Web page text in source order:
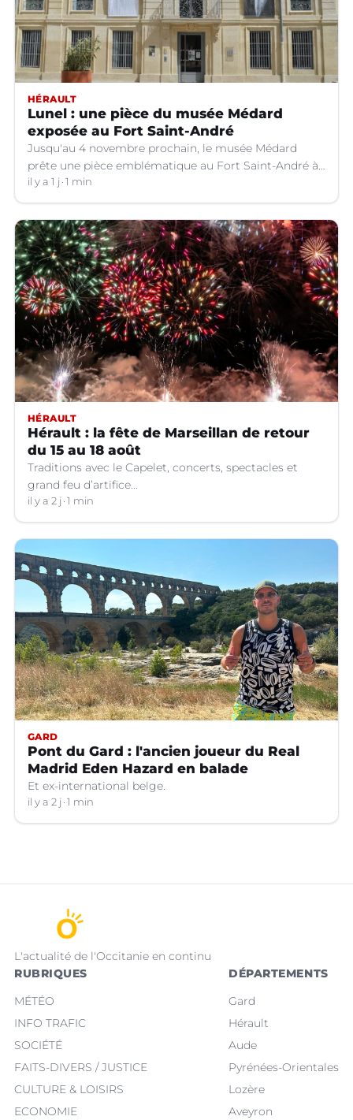
HÉRAULT
Lunel : une pièce du musée Médard
exposée au Fort Saint-André
Jusqu'au 4 novembre prochain, le musée Médard
prête une pièce emblématique au Fort Saint-André à
Villeneuve-lez-Avignon (Gard).
il y a 1 j 1 min
HÉRAULT
Hérault : la fête de Marseillan de retour
du 15 au 18 août
Traditions avec le Capelet, concerts, spectacles et
grand feu d’artifice...
il y a 2 j 1 min
GARD
Pont du Gard : l'ancien joueur du Real
Madrid Eden Hazard en balade
Et ex-international belge.
il y a 2 j 1 min
L'actualité de l'Occitanie en continu
RUBRIQUES
MÉTÉO
INFO TRAFIC
SOCIÉTÉ
FAITS-DIVERS / JUSTICE
CULTURE & LOISIRS
ECONOMIE
DÉPARTEMENTS
Gard
Hérault
Aude
Pyrénées-Orientales
Lozère
Aveyron